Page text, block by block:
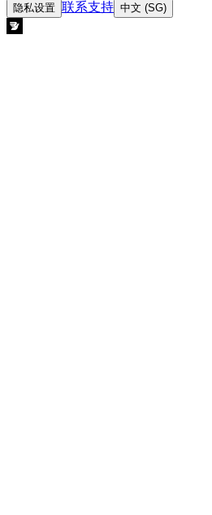
隐私设置 联系支持 中文 (SG)